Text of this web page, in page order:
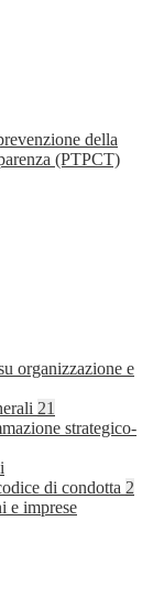
della
(PTPCT)
organizzazione e
21
strategico-
di condotta 2
e imprese